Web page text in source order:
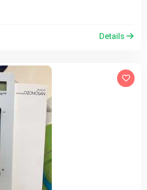
Details